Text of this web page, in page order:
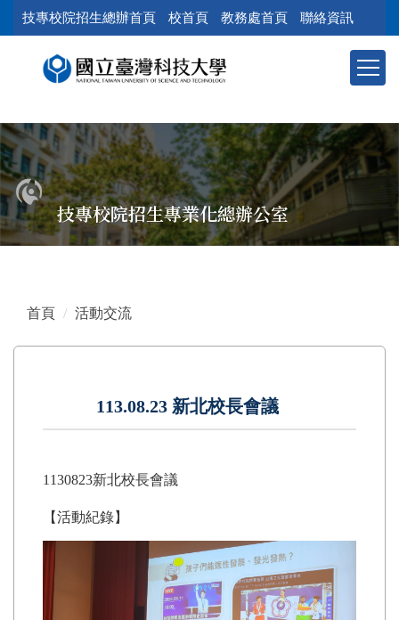
到
容
區
塊
技專校院招生總辦首頁 校首頁 教務處首頁 聯絡資訊
技專校院招生專業化總辦公室
首頁 活動交流
113.08.23 新北校長會議
1130823新北校長會議
【活動紀錄】